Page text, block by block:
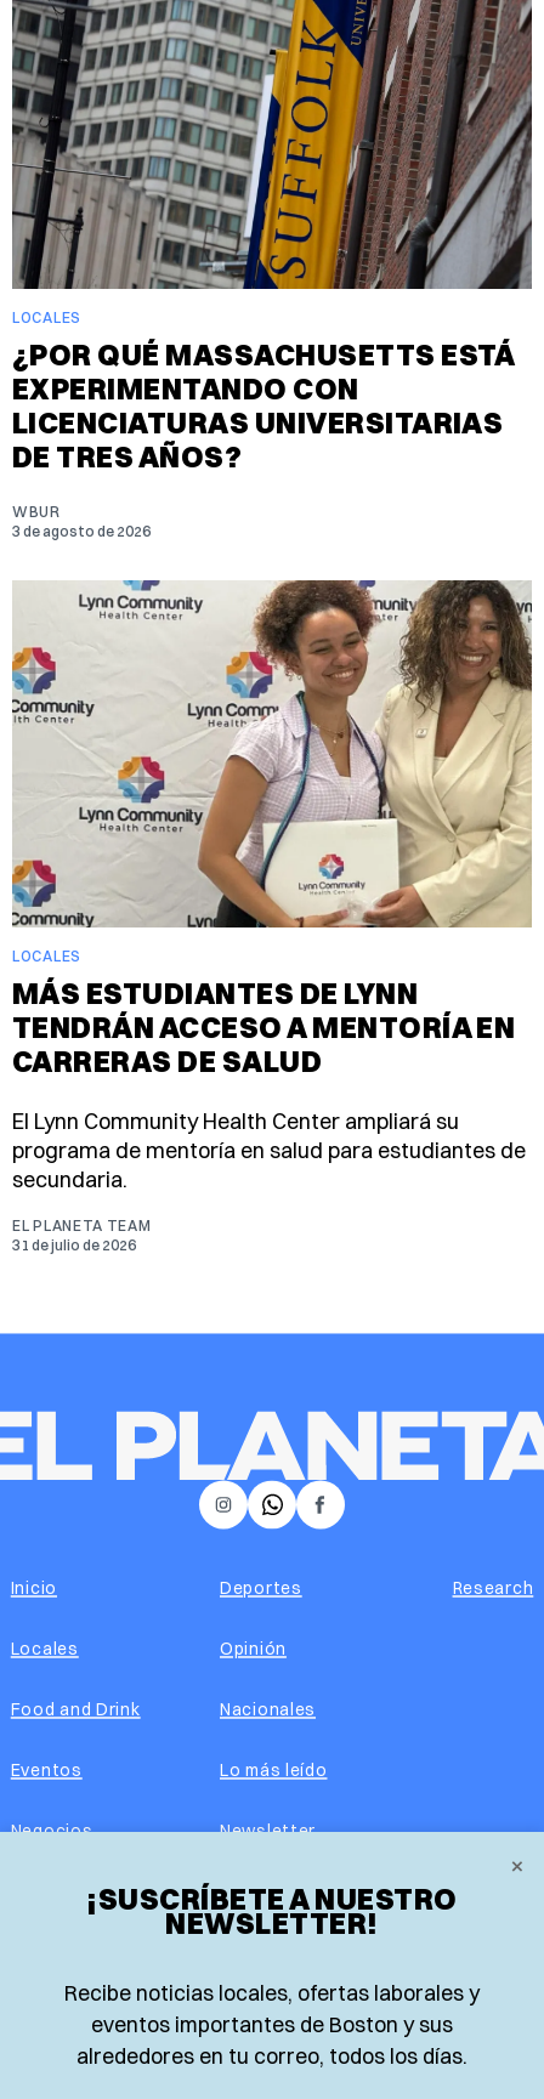
LOCALES
¿POR QUÉ MASSACHUSETTS ESTÁ
EXPERIMENTANDO CON
LICENCIATURAS UNIVERSITARIAS
DE TRES AÑOS?
WBUR
3 de agosto de 2026
LOCALES
MÁS ESTUDIANTES DE LYNN
TENDRÁN ACCESO A MENTORÍA EN
CARRERAS DE SALUD
El Lynn Community Health Center ampliará su
programa de mentoría en salud para estudiantes de
secundaria.
EL PLANETA TEAM
31 de julio de 2026
×
¡SUSCRÍBETE A NUESTRO
NEWSLETTER!
Recibe noticias locales, ofertas laborales y
eventos importantes de Boston y sus
alrededores en tu correo, todos los días.
𝕏 Facebook
Instagram
Inicio
Locales
Food and Drink
Eventos
Negocios
Real Estate
Guía de Recursos
Deportes
Opinión
Nacionales
Lo más leído
Newsletter
Edición impresa
Advertise with us
Research